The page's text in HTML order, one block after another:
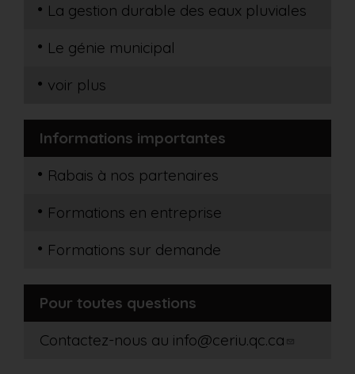
La gestion durable des eaux pluviales
Le génie municipal
voir plus
Informations importantes
Rabais à nos partenaires
Formations en entreprise
Formations sur demande
Pour toutes questions
Contactez-nous au info@ceriu.qc.ca